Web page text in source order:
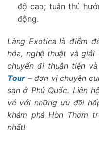
độ cao; tuân thủ
động.
Làng Exotica là điểm
hóa, nghệ thuật và giải
chuyến đi thuận tiện
Tour – đơn vị chuyên
sạn ở Phú Quốc. Liên
vé với những ưu đãi
khám phá Hòn Thơm
nhất!